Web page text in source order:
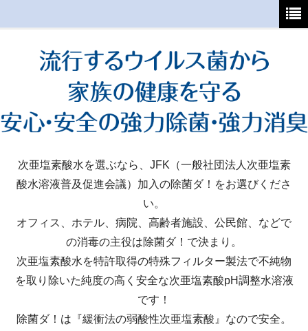
ホーム
支払・送料について
よくあるご質問
特定商取引法
カート
マイページ
次亜塩素酸水を選ぶなら、JFK（一般社団法人次亜塩素
酸水溶液普及促進会議）加入の除菌ダ！をお選びくださ
い。
オフィス、ホテル、病院、高齢者施設、公民館、などで
の消毒の主役は除菌ダ！で決まり。
次亜塩素酸水を特許取得の特殊フィルター製法で不純物
を取り除いた純度の高く安全な次亜塩素酸pH調整水溶液
です！
除菌ダ！は『緩衝法の弱酸性次亜塩素酸』なので安全。